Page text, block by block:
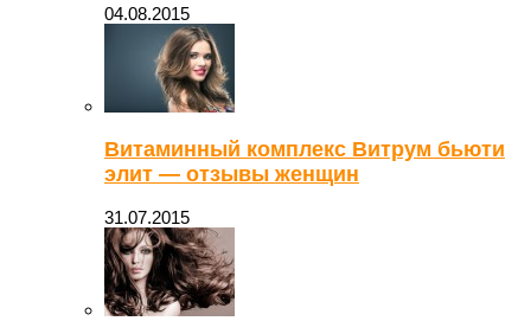
04.08.2015
Витаминный комплекс Витрум бьюти
элит — отзывы женщин
31.07.2015